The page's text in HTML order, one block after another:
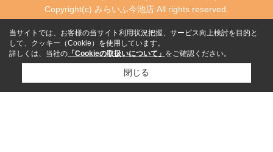
Copyright(c) みらいふ今池店 All rights reserved.
当サイトでは、お客様の当サイト利用状況把握、サービス向上検討を目的と
して、クッキー（Cookie）を使用しています。
詳しくは、当社の 「Cookieの取扱いについて」 をご確認ください。
閉じる